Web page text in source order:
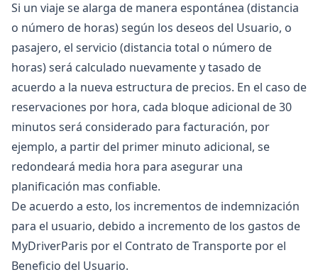
Si un viaje se alarga de manera espontánea (distancia
o número de horas) según los deseos del Usuario, o
pasajero, el servicio (distancia total o número de
horas) será calculado nuevamente y tasado de
acuerdo a la nueva estructura de precios. En el caso de
reservaciones por hora, cada bloque adicional de 30
minutos será considerado para facturación, por
ejemplo, a partir del primer minuto adicional, se
redondeará media hora para asegurar una
planificación mas confiable.
De acuerdo a esto, los incrementos de indemnización
para el usuario, debido a incremento de los gastos de
MyDriverParis por el Contrato de Transporte por el
Beneficio del Usuario.